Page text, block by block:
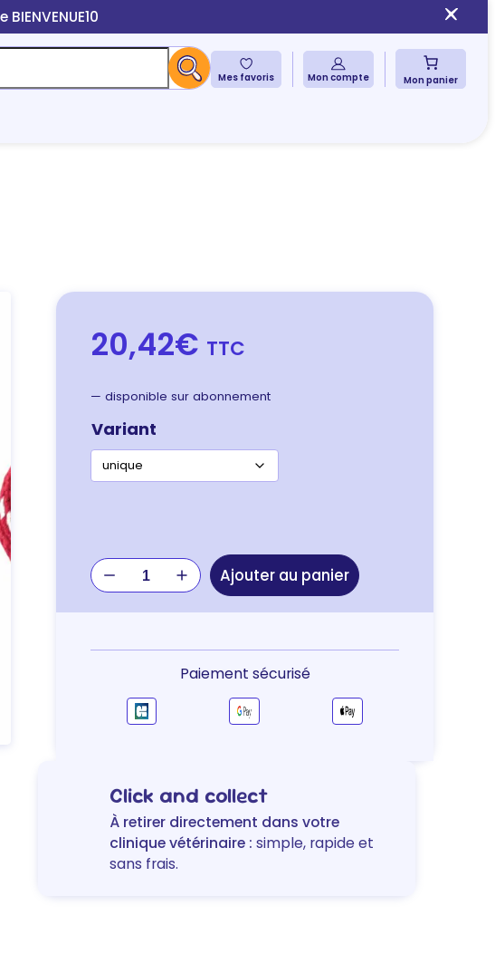
Mes favoris Mon compte Mon panier
20,42€ TTC
— disponible sur abonnement
Variant
quantité
de
JOUET
KONG
Ajouter au panier
Paiement sécurisé
Click and collect
À retirer directement dans votre
clinique vétérinaire : simple, rapide et
sans frais.